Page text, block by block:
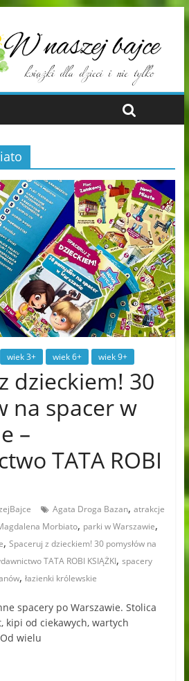
wiek 3+ wiek 6+ wiek 9+
dzieckiem! 30
na spacer w
–
TATA ROBI
Agata Droga Bazan, atrakcje
Morbiato, parki w Warszawie,
, Spaceruj z dzieckiem! 30 pomysłów na
TATA ROBI KSIĄŻKI, spacery
, łazienki królewskie
spacery po Warszawie. Stolica
kipi od ciekawych, wartych
wielu